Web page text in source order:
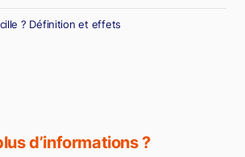
d’informations ?
? Définition et effets